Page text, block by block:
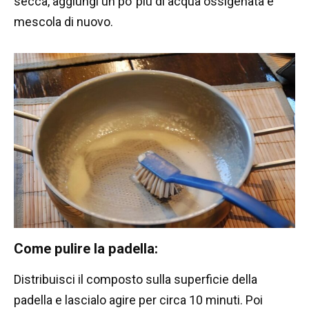
mescola di nuovo.
Come pulire la padella:
Distribuisci il composto sulla superficie della
padella e lascialo agire per circa 10 minuti. Poi